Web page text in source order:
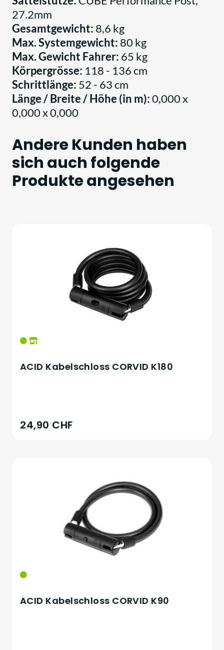
27.2mm
Gesamtgewicht: 8,6 kg
Max. Systemgewicht: 80 kg
Max. Gewicht Fahrer: 65 kg
Körpergrösse: 118 - 136 cm
Schrittlänge: 52 - 63 cm
Länge / Breite / Höhe (in m):0,000 x
0,000 x 0,000
Andere Kunden haben
sich auch folgende
Produkte angesehen
ACID Kabelschloss CORVID K180
24,90 CHF
ACID Kabelschloss CORVID K90